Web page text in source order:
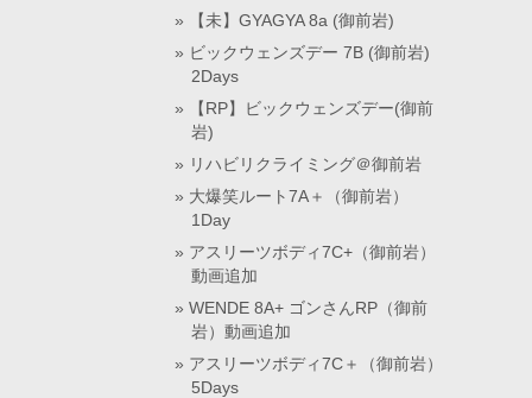
【未】GYAGYA 8a (御前岩)
ビックウェンズデー 7B (御前岩)
2Days
【RP】ビックウェンズデー(御前
岩)
リハビリクライミング＠御前岩
大爆笑ルート7A＋（御前岩）
1Day
アスリーツボディ7C+（御前岩）
動画追加
WENDE 8A+ ゴンさんRP（御前
岩）動画追加
アスリーツボディ7C＋（御前岩）
5Days